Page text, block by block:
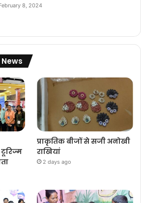
8, 2024
प्राकृतिक बीजों से सजी अनोखी
राखियां
2 days ago